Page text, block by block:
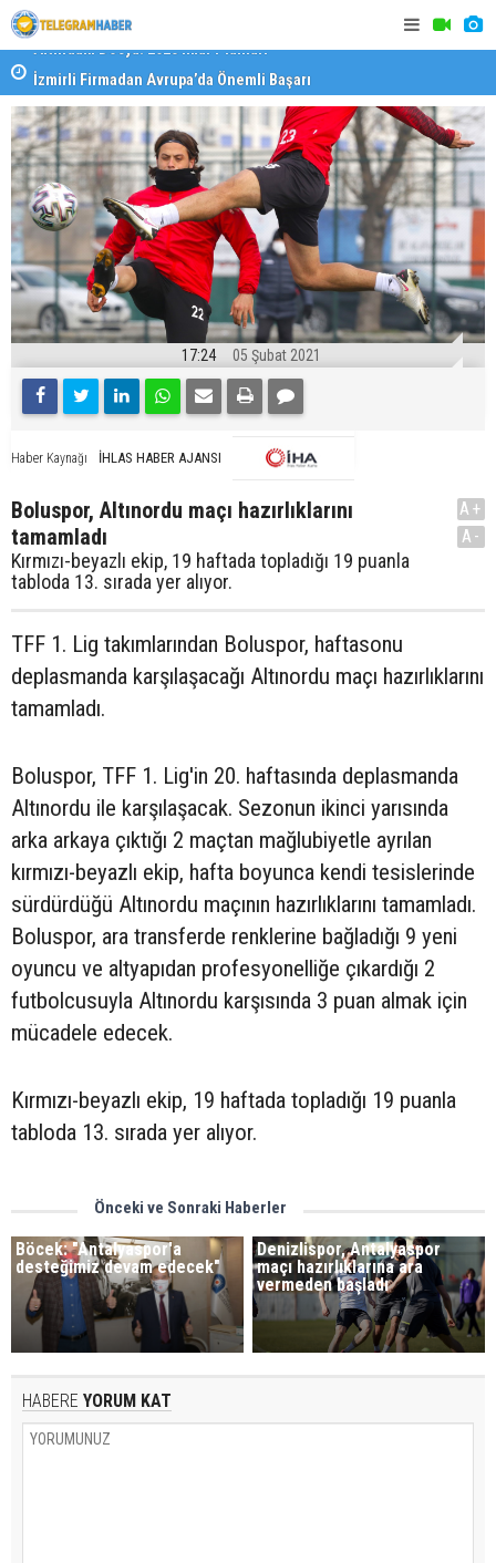
İzmirli Firmadan Avrupa’da Önemli Başarı
Devlet
17:24 05 Şubat 2021
Haber Kaynağı İHLAS HABER AJANSI
Boluspor, Altınordu maçı hazırlıklarını
tamamladı
Kırmızı-beyazlı ekip, 19 haftada topladığı 19 puanla
tabloda 13. sırada yer alıyor.
A+
A-
TFF 1. Lig takımlarından Boluspor, haftasonu
deplasmanda karşılaşacağı Altınordu maçı hazırlıklarını
tamamladı.
Boluspor, TFF 1. Lig'in 20. haftasında deplasmanda
Altınordu ile karşılaşacak. Sezonun ikinci yarısında
arka arkaya çıktığı 2 maçtan mağlubiyetle ayrılan
kırmızı-beyazlı ekip, hafta boyunca kendi tesislerinde
sürdürdüğü Altınordu maçının hazırlıklarını tamamladı.
Boluspor, ara transferde renklerine bağladığı 9 yeni
oyuncu ve altyapıdan profesyonelliğe çıkardığı 2
futbolcusuyla Altınordu karşısında 3 puan almak için
mücadele edecek.
Kırmızı-beyazlı ekip, 19 haftada topladığı 19 puanla
tabloda 13. sırada yer alıyor.
Önceki ve Sonraki Haberler
Böcek: "Antalyaspor'a
desteğimiz devam edecek"
Denizlispor, Antalyaspor
maçı hazırlıklarına ara
vermeden başladı
HABERE YORUM KAT